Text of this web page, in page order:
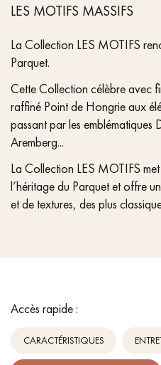
LES MOTIFS MASSIFS
La Collection LES MOTIFS
Parquet.
Cette Collection célèbre avec
raffiné Point de Hongrie aux
passant par les emblématiques
Aremberg...
La Collection LES MOTIFS
l’héritage du Parquet et offre
et de textures, des plus
Accès rapide :
CARACTÉRISTIQUES